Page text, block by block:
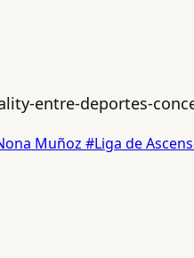
entre-deportes-
Muñoz #Liga de